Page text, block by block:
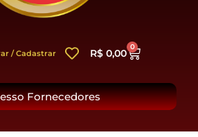
/ Cadastrar R$ 0,00
0
Fornecedores